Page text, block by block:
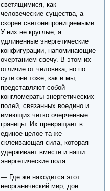
светящимися, как
человеческие существа, а
скорее светонепроницаемыми.
У них не круглые, а
удлиненные энергетические
конфигурации, напоминающие
очертанием свечу. В этом их
отличие от человека, но по
сути они тоже, как и мы,
представляют собой
конгломераты энергетических
полей, связанных воедино и
имеющих четко очерченные
границы. Их превращает в
единое целое та же
склеивающая сила, которая
удерживает вместе и наши
энергетические поля.
— Где же находится этот
неорганический мир, дон